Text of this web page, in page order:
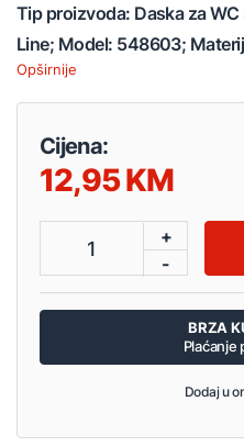
Tip proizvoda: Daska za
Line; Model: 548603;
Opširnije
Cijena:
12,95
1
+
-
BRZA
Plaćanje
Dodaj u